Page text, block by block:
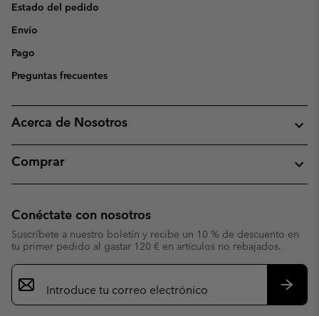
Estado del pedido
Envío
Pago
Preguntas frecuentes
Acerca de Nosotros
Comprar
Conéctate con nosotros
Suscríbete a nuestro boletín y recibe un 10 % de descuento en
tu primer pedido al gastar 120 € en artículos no rebajados.
Suscripción
de
correo